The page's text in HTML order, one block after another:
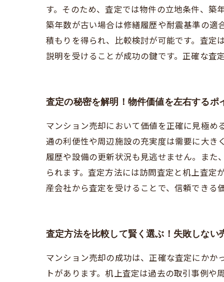
す。そのため、査定では物件の立地条件、築
築年数が古い場合は修繕履歴や耐震基準の適
積もりを得られ、比較検討が可能です。査定
説明を受けることが成功の鍵です。正確な査
査定の秘密を解明！物件価値を左右するポ
マンション売却において価値を正確に見極め
通の利便性や周辺施設の充実度は需要に大き
履歴や設備の更新状況も見逃せません。ま
られます。査定方法には訪問査定と机上査
産会社から査定を受けることで、信頼できる
査定方法を比較して賢く選ぶ！失敗しない
マンション売却の成功は、正確な査定にかか
トがあります。机上査定は過去の取引事例